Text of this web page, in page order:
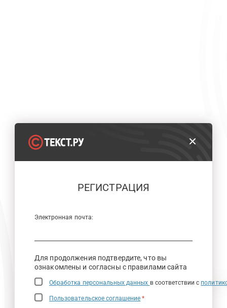
РЕГИСТРАЦИЯ
Электронная почта:
Для продолжения подтвердите, что вы
ознакомлены и согласны с правилами сайта
Обработка персональных данных в соответствии с
Пользовательское соглашение *